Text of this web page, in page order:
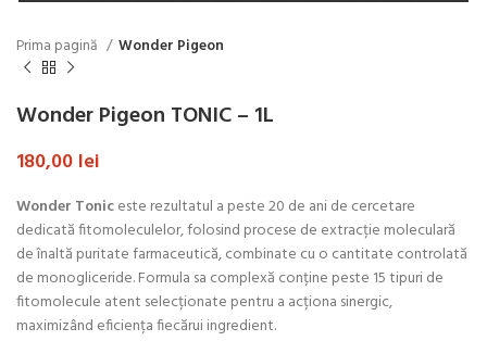
Prima pagină Wonder Pigeon
Wonder Pigeon TONIC – 1L
180,00 lei
Wonder Toniceste rezultatul a peste 20 de ani de cercetare
dedicată fitomoleculelor, folosind procese de extracție moleculară
de înaltă puritate farmaceutică, combinate cu o cantitate controlată
de monogliceride. Formula sa complexă conține peste 15 tipuri de
fitomolecule atent selecționate pentru a acționa sinergic,
maximizând eficiența fiecărui ingredient.